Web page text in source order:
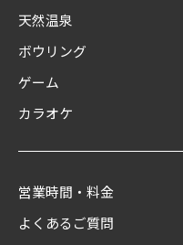
天然温泉
ボウリング
ゲーム
カラオケ
営業時間・料金
よくあるご質問